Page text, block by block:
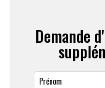
Demande